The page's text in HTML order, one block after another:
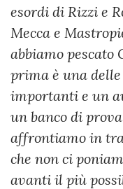
esordi di Rizzi e
Mecca e
abbiamo pescato
prima è una
importanti e un
un banco di
affrontiamo in
che non ci
avanti il più